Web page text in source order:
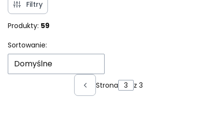
Filtry
Produkty: 59
Lista produktów
Sortowanie:
Domyślne
Poprzednie produkty
Strona z 3